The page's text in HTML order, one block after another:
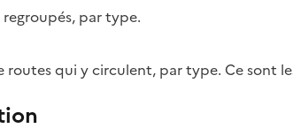
par type.
qui y circulent, par type. Ce sont